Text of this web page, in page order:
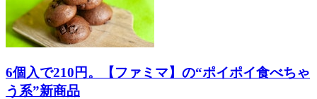
6個入で210円。【ファミマ】の“ポイポイ食べちゃ
う系”新商品